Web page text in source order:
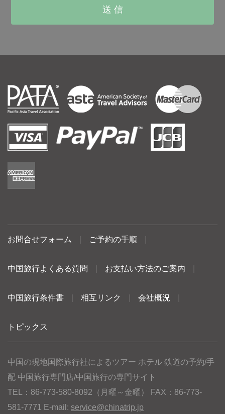
お問合せフォーム ご予約の手順
中国旅行よくある質問 お支払い方法のご案内
中国旅行条件書 相互リンク 会社概況
トピックス
中国の現地国際旅行社によるツアー ホテル 鉄道の予約/手
配 中国旅行専門店/中国旅行の専門サイト
TEL：86-773-580-8092（月曜～金曜） FAX：86-773-
581-7771 E-mail: service@chinatrip.jp